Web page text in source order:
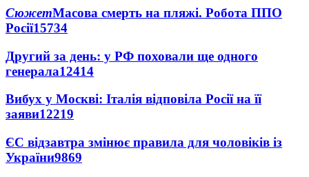
СюжетМасова смерть на пляжі. Робота ППО
Росії15734
Другий за день: у РФ поховали ще одного
генерала12414
Вибух у Москві: Італія відповіла Росії на її
заяви12219
ЄС відзавтра змінює правила для чоловіків із
України9869